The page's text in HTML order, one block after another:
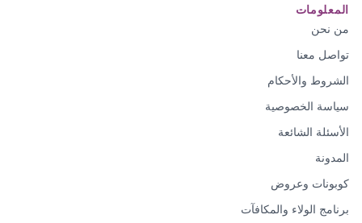
المعلومات
من نحن
تواصل معنا
الشروط والأحكام
سياسة الخصوصية
الأسئلة الشائعة
المدونة
كوبونات وعروض
برنامج الولاء والمكافآت